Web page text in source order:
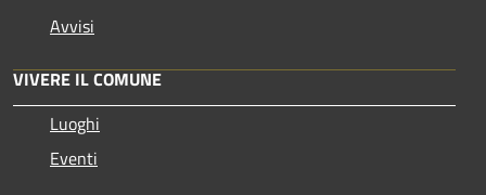
Avvisi
VIVERE IL COMUNE
Luoghi
Eventi